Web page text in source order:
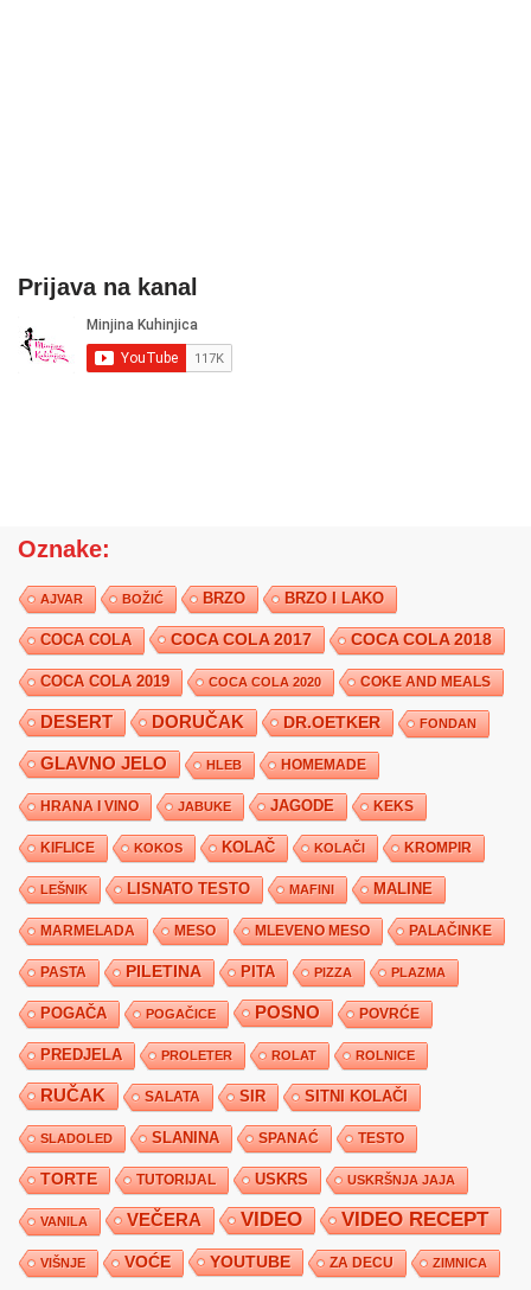
Prijava na kanal
Oznake:
AJVAR BOŽIĆ BRZO BRZO I LAKO
COCA COLA COCA COLA 2017 COCA COLA 2018
COCA COLA 2019 COCA COLA 2020 COKE AND MEALS
DESERT DORUČAK DR.OETKER FONDAN
GLAVNO JELO HLEB HOMEMADE
HRANA I VINO JABUKE JAGODE KEKS
KIFLICE KOKOS KOLAČ KOLAČI KROMPIR
LEŠNIK LISNATO TESTO MAFINI MALINE
MARMELADA MESO MLEVENO MESO PALAČINKE
PASTA PILETINA PITA PIZZA PLAZMA
POGAČA POGAČICE POSNO POVRĆE
PREDJELA PROLETER ROLAT ROLNICE
RUČAK SALATA SIR SITNI KOLAČI
SLADOLED SLANINA SPANAĆ TESTO
TORTE TUTORIJAL USKRS USKRŠNJA JAJA
VANILA VEČERA VIDEO VIDEO RECEPT
VIŠNJE VOĆE YOUTUBE ZA DECU ZIMNICA